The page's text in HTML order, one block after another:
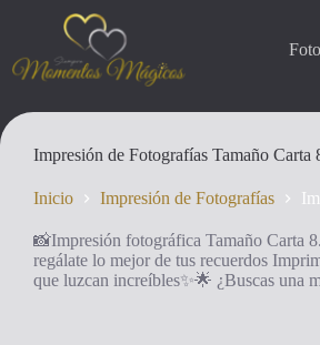
Impresión de Fotografías Tamaño Carta
Inicio Impresión de Fotografías
📸Impresión fotográfica Tamaño Carta
regálate lo mejor de tus recuerdos
que luzcan increíbles✨🌟 ¿Buscas una